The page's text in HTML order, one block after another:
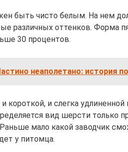
быть чисто белым. На нем
различных оттенков. Форма
30 процентов.
неаполетано: история
короткой, и слегка
вид шерсти только
мало какой заводчик
у питомца.